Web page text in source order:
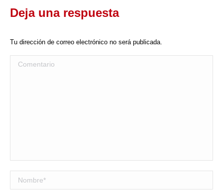
WhatsApp
Deja una respuesta
Tu dirección de correo electrónico no será publicada.
Comentario
Nombre *